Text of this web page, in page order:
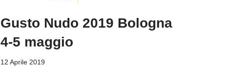
Gusto Nudo 2019 Bologna
4-5 maggio
12 Aprile 2019